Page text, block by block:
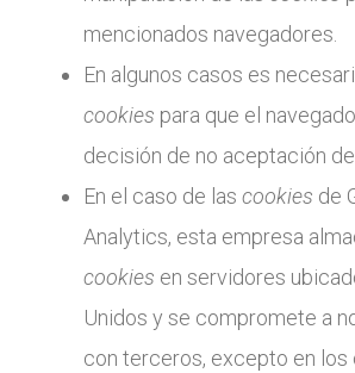
mencionados navegadores.
En algunos casos es
cookies para que el
decisión de no aceptación
En el caso de las cookies de
Analytics, esta empresa
cookies en servidores
Unidos y se compromete a
con terceros, excepto en los